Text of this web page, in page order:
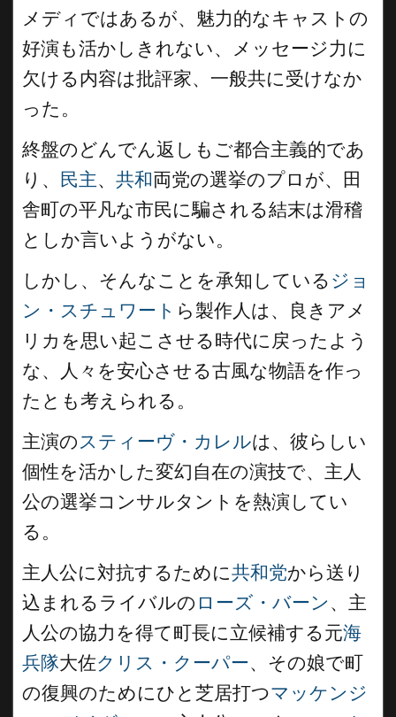
メディではあるが、魅力的なキャストの
好演も活かしきれない、メッセージ力に
欠ける内容は批評家、一般共に受けなか
った。
終盤のどんでん返しもご都合主義的であ
り、 民主、 共和両党の選挙のプロが、田
舎町の平凡な市民に騙される結末は滑稽
としか言いようがない。
しかし、そんなことを承知している ジョ
ン・スチュワート ら製作人は、良きアメ
リカを思い起こさせる時代に戻ったよう
な、人々を安心させる古風な物語を作っ
たとも考えられる。
主演のスティーヴ・カレルは、彼らしい
個性を活かした変幻自在の演技で、主人
公の選挙コンサルタントを熱演してい
る。
主人公に対抗するために共和党から送り
込まれるライバルの ローズ・バーン 、主
人公の協力を得て町長に立候補する元海
兵隊大佐クリス・クーパー、その娘で町
の復興のためにひと芝居打つマッケンジ